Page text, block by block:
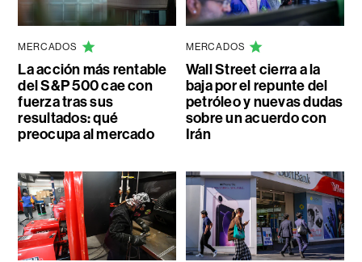
MERCADOS
La acción más rentable
del S&P 500 cae con
fuerza tras sus
resultados: qué
preocupa al mercado
MERCADOS
Wall Street cierra a la
baja por el repunte del
petróleo y nuevas dudas
sobre un acuerdo con
Irán